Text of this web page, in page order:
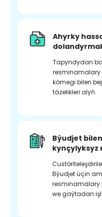
Ahyrky
Tapyndydan
resminamalary
kömegi bilen
täzelikleri alyň.
Býudjet
kynçylyksyz
Býudjet üçin
resminamalary
we gaýtadan